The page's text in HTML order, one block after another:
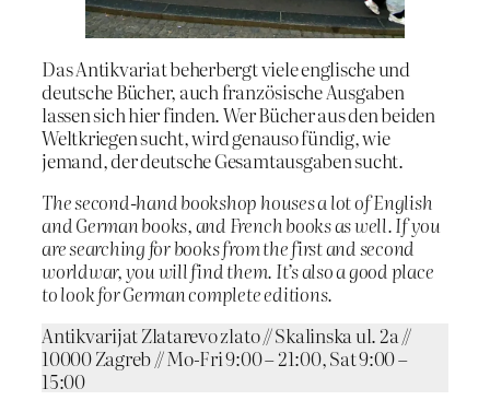
Das Antikvariat beherbergt viele englische und
deutsche Bücher, auch französische Ausgaben
lassen sich hier finden. Wer Bücher aus den beiden
Weltkriegen sucht, wird genauso fündig, wie
jemand, der deutsche Gesamtausgaben sucht.
The second-hand bookshop houses a lot of English
and German books, and French books as well. If you
are searching for books from the first and second
worldwar, you will find them. It’s also a good place
to look for German complete editions.
Antikvarijat Zlatarevo zlato // Skalinska ul. 2a //
10000 Zagreb // Mo-Fri 9:00 – 21:00, Sat 9:00 –
15:00